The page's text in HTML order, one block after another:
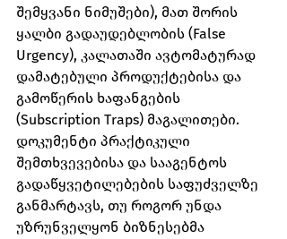
შემყვანი ნიმუშები), მათ შორის
ყალბი გადაუდებლობის (False
Urgency), კალათაში ავტომატურად
დამატებული პროდუქტებისა და
გამოწერის ხაფანგების
(Subscription Traps) მაგალითები.
დოკუმენტი პრაქტიკული
შემთხვევებისა და სააგენტოს
გადაწყვეტილებების საფუძველზე
განმარტავს, თუ როგორ უნდა
უზრუნველყონ ბიზნესებმა